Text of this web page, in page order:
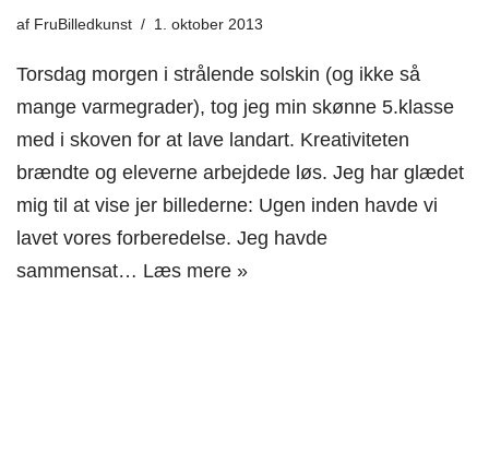
af FruBilledkunst 1. oktober 2013
Torsdag morgen i strålende solskin (og ikke så
mange varmegrader), tog jeg min skønne 5.klasse
med i skoven for at lave landart. Kreativiteten
brændte og eleverne arbejdede løs. Jeg har glædet
mig til at vise jer billederne: Ugen inden havde vi
lavet vores forberedelse. Jeg havde
sammensat… Læs mere »